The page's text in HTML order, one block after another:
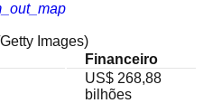
Images)
Financeiro
US$ 268,88
bilhões